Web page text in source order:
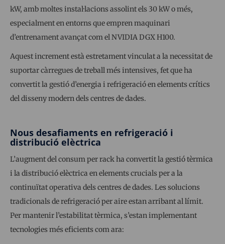
kW, amb moltes instal·lacions assolint els 30 kW o més,
especialment en entorns que empren maquinari
d’entrenament avançat com el NVIDIA DGX H100.
Aquest increment està estretament vinculat a la necessitat de
suportar càrregues de treball més intensives, fet que ha
convertit la gestió d’energia i refrigeració en elements crítics
del disseny modern dels centres de dades.
Nous desafiaments en refrigeració i
distribució elèctrica
L’augment del consum per rack ha convertit la gestió tèrmica
i la distribució elèctrica en elements crucials per a la
continuïtat operativa dels centres de dades. Les solucions
tradicionals de refrigeració per aire estan arribant al límit.
Per mantenir l’estabilitat tèrmica, s’estan implementant
tecnologies més eficients com ara: